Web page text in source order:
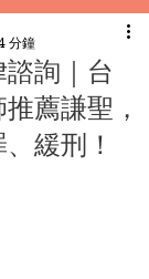
詢｜台
薦謙聖，
緩刑！
分鐘